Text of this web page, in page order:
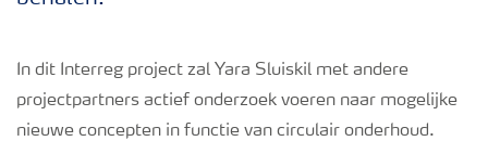
In dit Interreg project zal Yara Sluiskil met andere
projectpartners actief onderzoek voeren naar mogelijke
nieuwe concepten in functie van circulair onderhoud.